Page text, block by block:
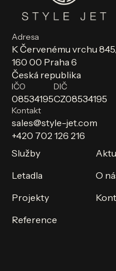
Adresa
K Červenému vrchu
160 00 Praha 6
Česká republika
IČO
08534195
DIČ
CZ08534195
Kontakt
sales@style-jet.com
+420 702 126 216
Služby
Letadla
Projekty
Reference
O